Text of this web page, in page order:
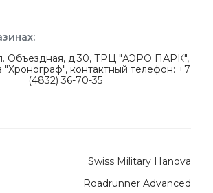
Объездная, д.30, ТРЦ "АЭРО ПАРК",
"Хронограф", контактный телефон: +7
(4832) 36-70-35
Swiss Military Hanova
Roadrunner Advanced